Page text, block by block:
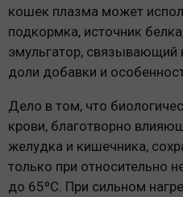
кошек плазма может
подкормка, источник
эмульгатор, связывающий
доли добавки и
Дело в том, что
крови, благотворно
желудка и кишечника,
только при относительно
до 65ºС. При сильном